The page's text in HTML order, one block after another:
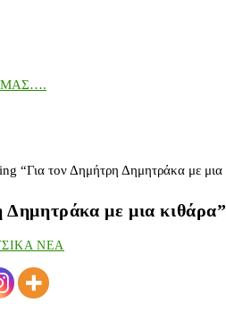
ΜΑΣ….
Δημητράκα με μια κιθάρα”
ΝΕΑ